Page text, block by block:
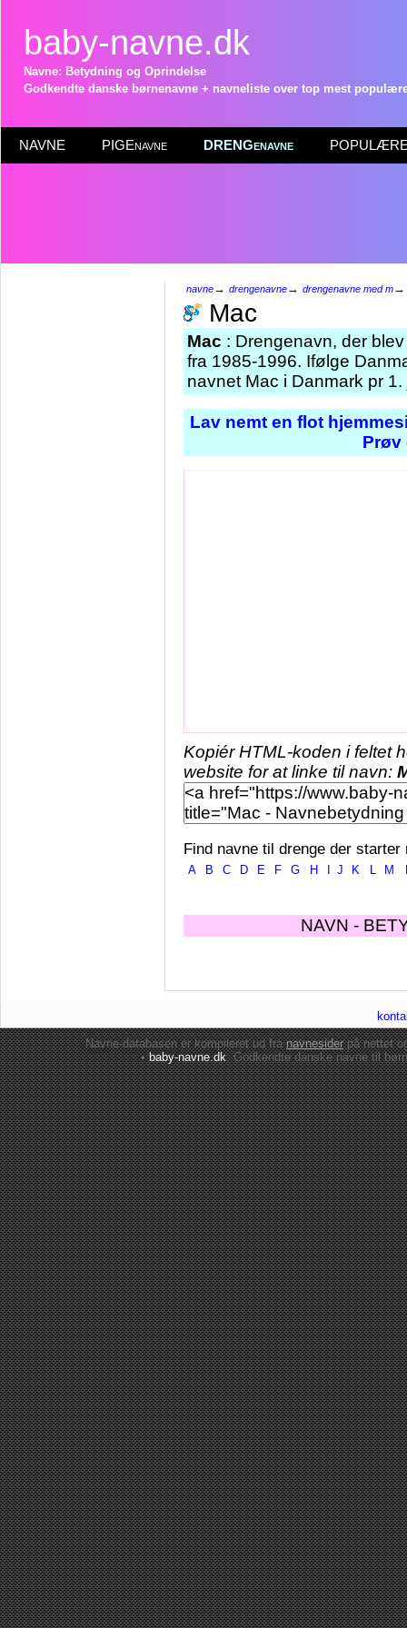
baby-navne.dk
Navne: Betydning og Oprindelse
Godkendte danske børnenavne + navneliste over top mest
NAVNE PIGEnavne DRENGenavne POPULÆRE
navne→ drengenavne→ drengenavne med m
Mac
Mac : Drengenavn, der
fra 1985-1996. Ifølge
navnet Mac i Danmark pr
Lav nemt en flot
Prøv
Kopiér HTML-koden i feltet
website for at linke til navn:
Find navne til drenge der starter
A B C D E F G H J K L M
NAVN -
Navne-databasen er kompileret ud franavnesiderpå nettet
•baby-navne.dk: Godkendte danskenavne til børn